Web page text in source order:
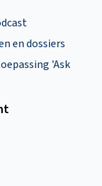
en dossiers
'Ask